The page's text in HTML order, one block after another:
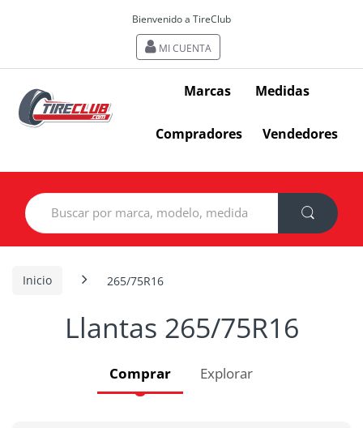
Bienvenido a TireClub
MI CUENTA
Marcas Medidas
Compradores Vendedores
Search
for:
Inicio 265/75R16
Llantas 265/75R16
Comprar Explorar